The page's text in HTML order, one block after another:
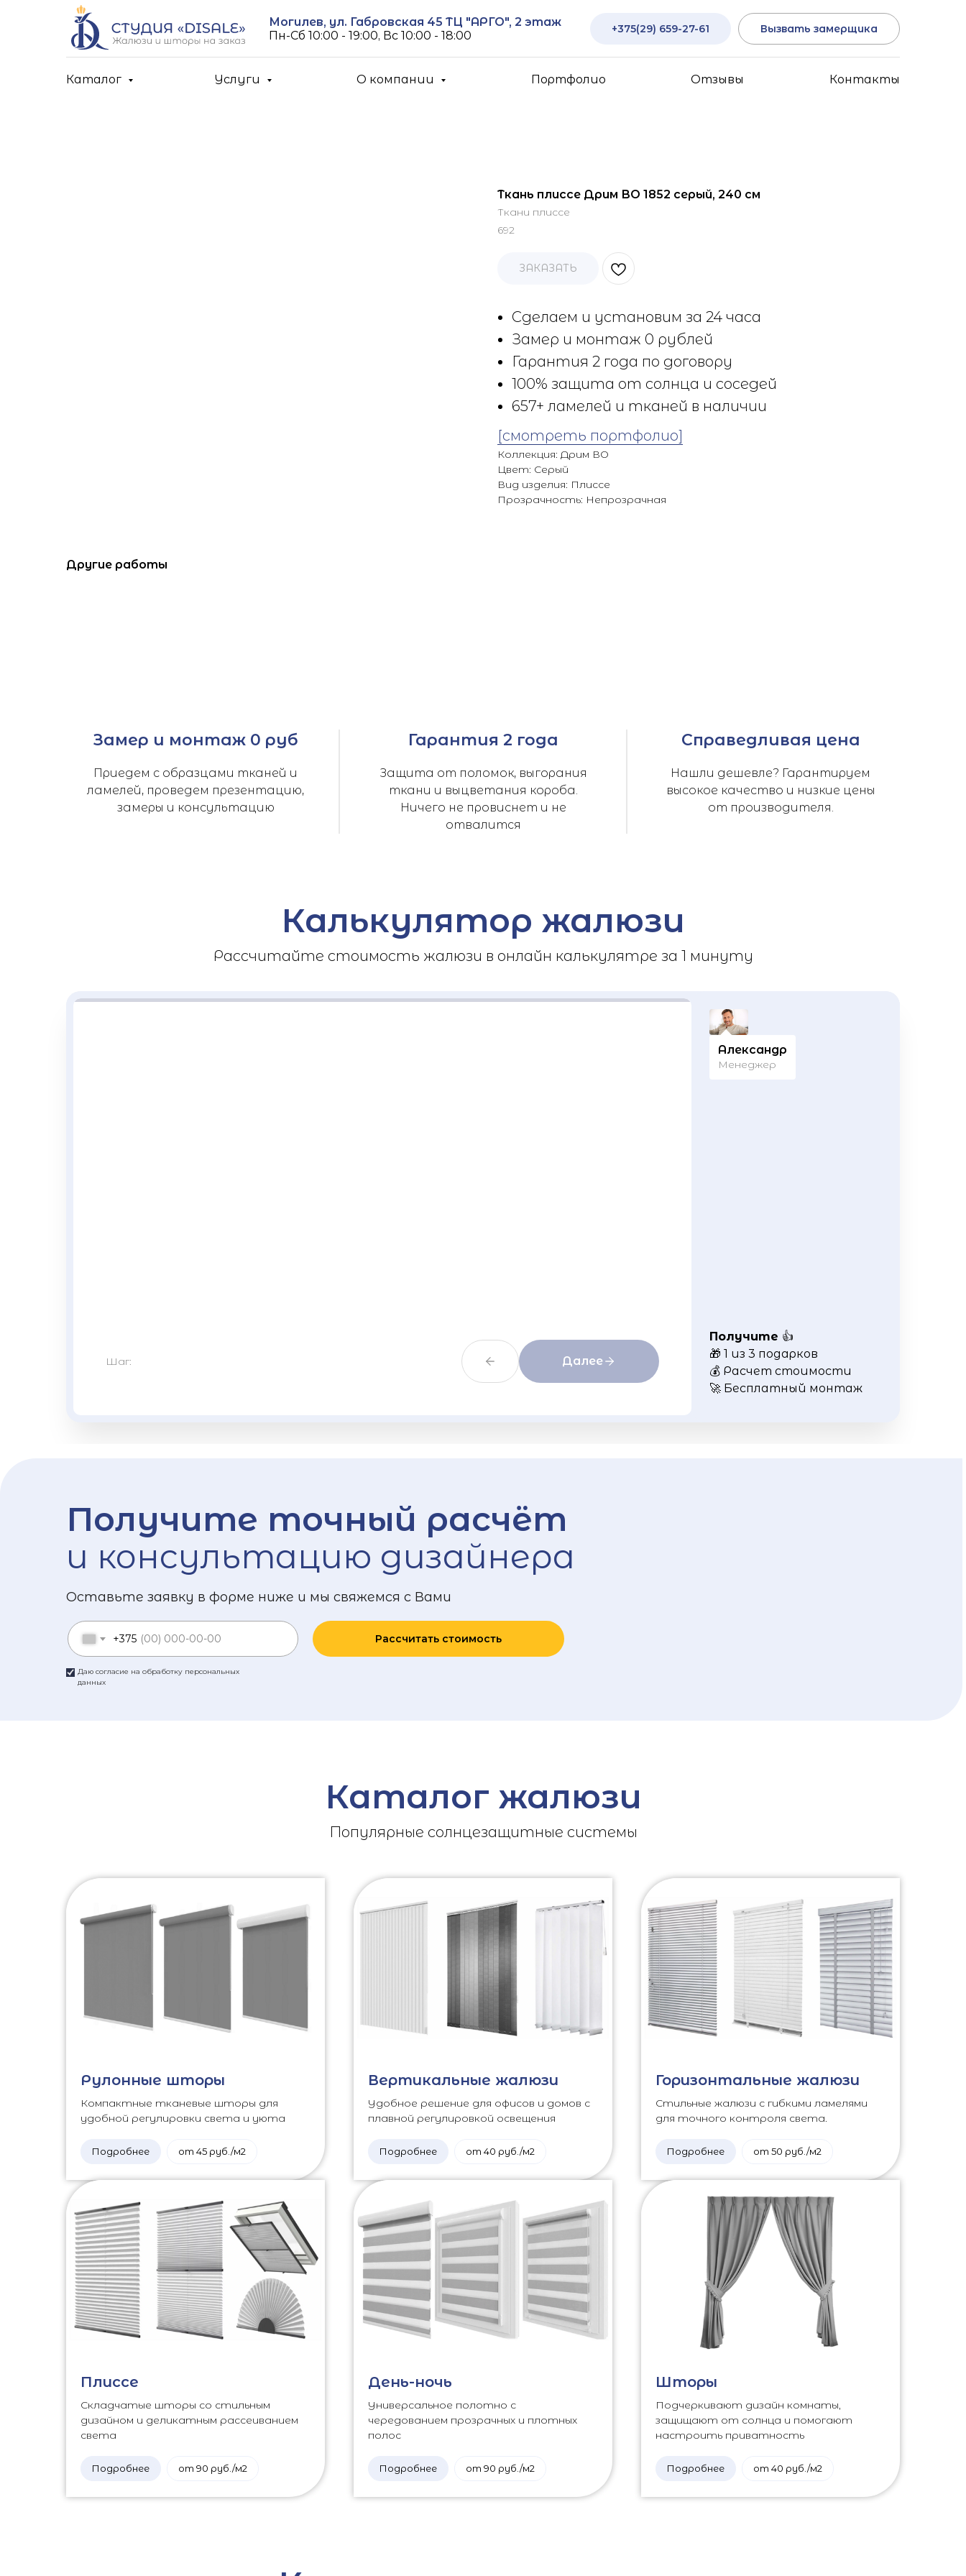
Могилев, ул. Габровская 45 ТЦ "АРГО", 2 этаж
Пн-Cб 10:00 - 19:00, Вс 10:00 - 18:00
+375(29) 659-27-61 Вызвать замерщика
Каталог Услуги О компании Портфолио Отзывы Контакты
Ткань плиссе Дрим ВО 1852 серый, 240 см
Ткани плиссе
692
ЗАКАЗАТЬ
Сделаем и установим за 24 часа
Замер и монтаж 0 рублей
Гарантия 2 года по договору
100% защита от солнца и соседей
657+ ламелей и тканей в наличии
[смотреть портфолио]
Коллекция: Дрим ВО
Цвет: Серый
Вид изделия: Плиссе
Прозрачность: Непрозрачная
Другие работы
Замер и монтаж 0 руб
Приедем с образцами тканей и
ламелей, проведем презентацию,
замеры и консультацию
Гарантия 2 года
Защита от поломок, выгорания
ткани и выцветания короба.
Ничего не провиснет и не
отвалится
Справедливая цена
Нашли дешевле? Гарантируем
высокое качество и низкие цены
от производителя.
Калькулятор жалюзи
Рассчитайте стоимость жалюзи в онлайн калькулятре за 1 минуту
Александр
Менеджер
Получите 👍
🎁 1 из 3 подарков
💰 Расчет стоимости
🚀 Бесплатный монтаж
Шаг: Далее
Получите точный расчёт
и консультацию дизайнера
Оставьте заявку в форме ниже и мы свяжемся с Вами
Даю согласие на обработку персональных
данных
+375 Рассчитать стоимость
Каталог жалюзи
Популярные солнцезащитные системы
Рулонные шторы
Компактные тканевые шторы для
удобной регулировки света и уюта
Подробнее от 45 руб./м2
Вертикальные жалюзи
Удобное решение для офисов и домов с
плавной регулировкой освещения
Подробнее от 40 руб./м2
Горизонтальные жалюзи
Стильные жалюзи с гибкими ламелями
для точного контроля света.
Подробнее от 50 руб./м2
Плиссе
Складчатые шторы со стильным
дизайном и деликатным рассеиванием
света
Подробнее от 90 руб./м2
День-ночь
Универсальное полотно с
чередованием прозрачных и плотных
полос
Подробнее от 90 руб./м2
Шторы
Подчеркивают дизайн комнаты,
защищают от солнца и помогают
настроить приватность
Подробнее от 40 руб./м2